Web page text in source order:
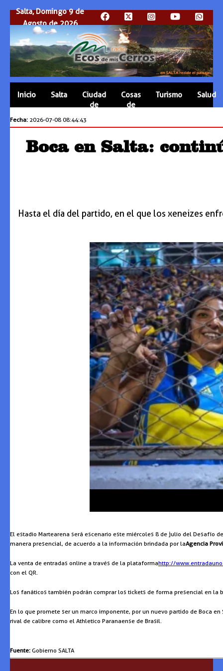
Salta, Domingo 9 de
Agosto de 2026
Inicio Salta
Ciudad
de
Cosas
de
Turismo Salud
Fecha: 2026-07-08 08:44:43
Boca en Salta:
Hasta el día del partido, en el que los xeneizes
El estadio Martearena será escenario este miércoles 8 de julio del Desafío
manera presencial, de acuerdo a la información brindada por laAgencia
La venta de entradas online a través de la plataformahttp://
con el QR.
Los fanáticos también podrán comprar los tickets de forma presencial en la
En lo que promete ser un marco imponente, por un nuevo partido de Boca
rival de calibre como el Athletico Paranaense de Brasil.
Fuente: Gobierno SALTA